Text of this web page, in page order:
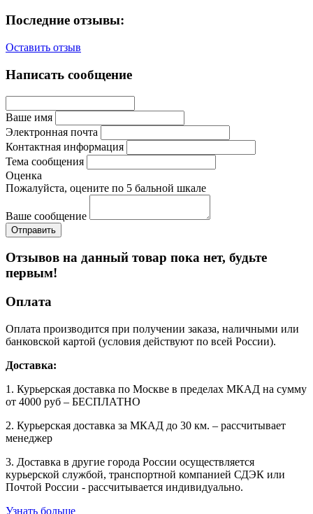
Последние отзывы:
Оставить отзыв
Написать сообщение
Ваше имя
Электронная почта
Контактная информация
Тема сообщения
Оценка
Пожалуйста, оцените по 5 бальной шкале
Ваше сообщение
Отзывов на данный товар пока нет, будьте
первым!
Оплата
Оплата производится при получении заказа, наличными или
банковской картой (условия действуют по всей России).
Доставка:
1. Курьерская доставка по Москве в пределах МКАД на сумму
от 4000 руб – БЕСПЛАТНО
2. Курьерская доставка за МКАД до 30 км. – рассчитывает
менеджер
3. Доставка в другие города России осуществляется
курьерской службой, транспортной компанией СДЭК или
Почтой России - рассчитывается индивидуально.
Узнать больше